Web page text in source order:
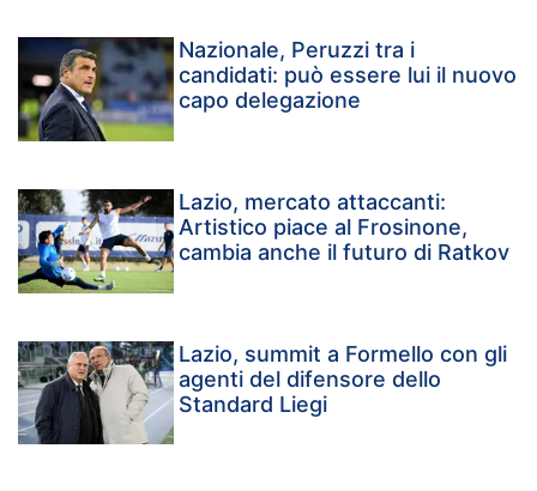
Nazionale, Peruzzi tra i
candidati: può essere lui il nuovo
capo delegazione
Lazio, mercato attaccanti:
Artistico piace al Frosinone,
cambia anche il futuro di Ratkov
Lazio, summit a Formello con gli
agenti del difensore dello
Standard Liegi